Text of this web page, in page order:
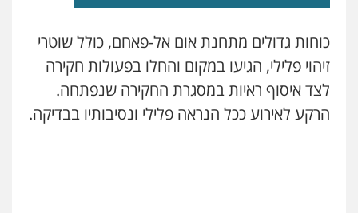
0542255161
גל דהן – משרד עורך דין פלילי
פלילי פשיעה חמורה סמים מעצרים
0544723840
כוחות גדולים מתחנת אום אל-פאחם, כולל שוטרי
זיהוי פלילי, הגיעו במקום והחלו בפעולות חקירה
לצד איסוף ראיות במסגרת החקירה שנפתחה.
הרקע לאירוע ככל הנראה פלילי ונסיבותיו בבדיקה.